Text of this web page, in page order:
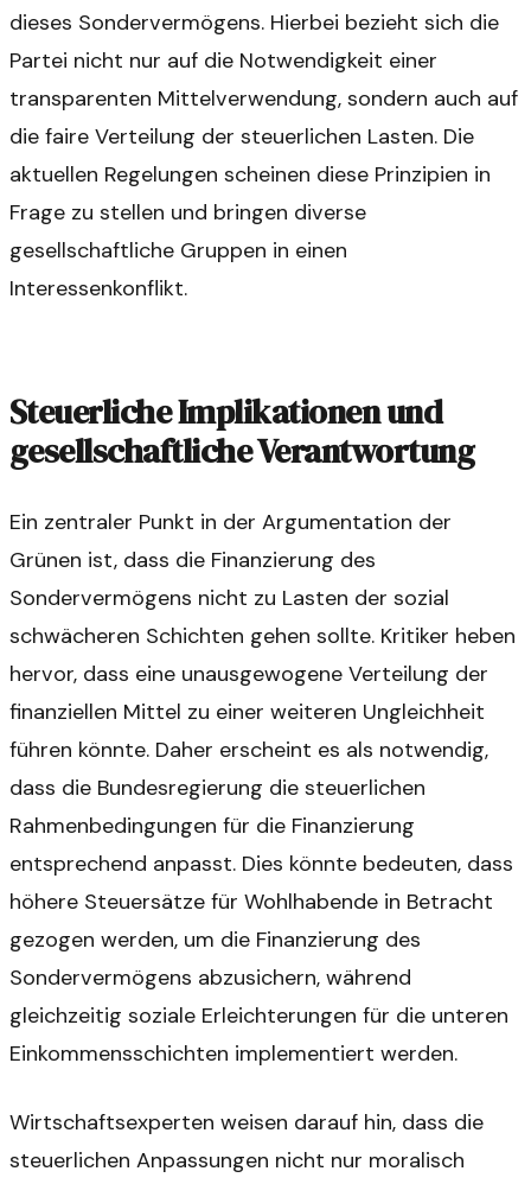
dieses Sondervermögens. Hierbei bezieht sich die
Partei nicht nur auf die Notwendigkeit einer
transparenten Mittelverwendung, sondern auch auf
die faire Verteilung der steuerlichen Lasten. Die
aktuellen Regelungen scheinen diese Prinzipien in
Frage zu stellen und bringen diverse
gesellschaftliche Gruppen in einen
Interessenkonflikt.
Steuerliche Implikationen und
gesellschaftliche Verantwortung
Ein zentraler Punkt in der Argumentation der
Grünen ist, dass die Finanzierung des
Sondervermögens nicht zu Lasten der sozial
schwächeren Schichten gehen sollte. Kritiker heben
hervor, dass eine unausgewogene Verteilung der
finanziellen Mittel zu einer weiteren Ungleichheit
führen könnte. Daher erscheint es als notwendig,
dass die Bundesregierung die steuerlichen
Rahmenbedingungen für die Finanzierung
entsprechend anpasst. Dies könnte bedeuten, dass
höhere Steuersätze für Wohlhabende in Betracht
gezogen werden, um die Finanzierung des
Sondervermögens abzusichern, während
gleichzeitig soziale Erleichterungen für die unteren
Einkommensschichten implementiert werden.
Wirtschaftsexperten weisen darauf hin, dass die
steuerlichen Anpassungen nicht nur moralisch